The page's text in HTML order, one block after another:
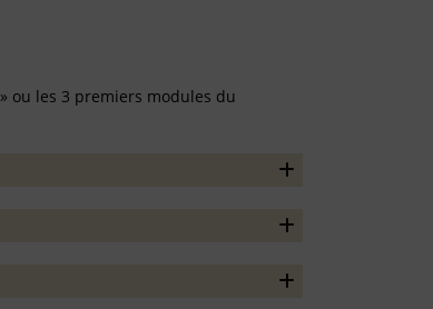
» ou les 3 premiers modules du